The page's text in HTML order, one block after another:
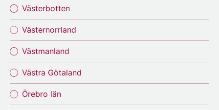
Västerbotten
Västernorrland
Västmanland
Västra Götaland
Örebro län